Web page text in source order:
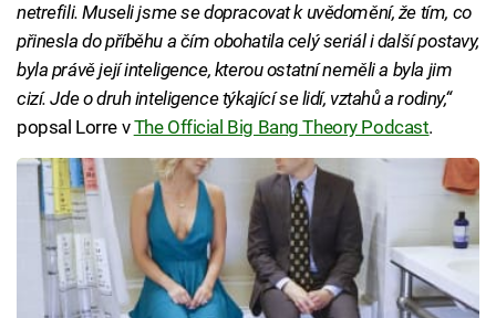
netrefili. Museli jsme se dopracovat k uvědomění, že tím, co
přinesla do příběhu a čím obohatila celý seriál i další postavy,
byla právě její inteligence, kterou ostatní neměli a byla jim
cizí. Jde o druh inteligence týkající se lidí, vztahů a rodiny,“
popsal Lorre vThe Official Big Bang Theory Podcast.